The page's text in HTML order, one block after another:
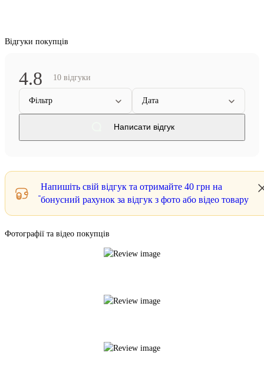
Відгуки покупців
4.8 10 відгуки
Фільтр Дата
Написати відгук
Напишіть свій відгук та отримайте 40 грн на
бонусний рахунок за відгук з фото або відео товару
Фотографії та відео покупців